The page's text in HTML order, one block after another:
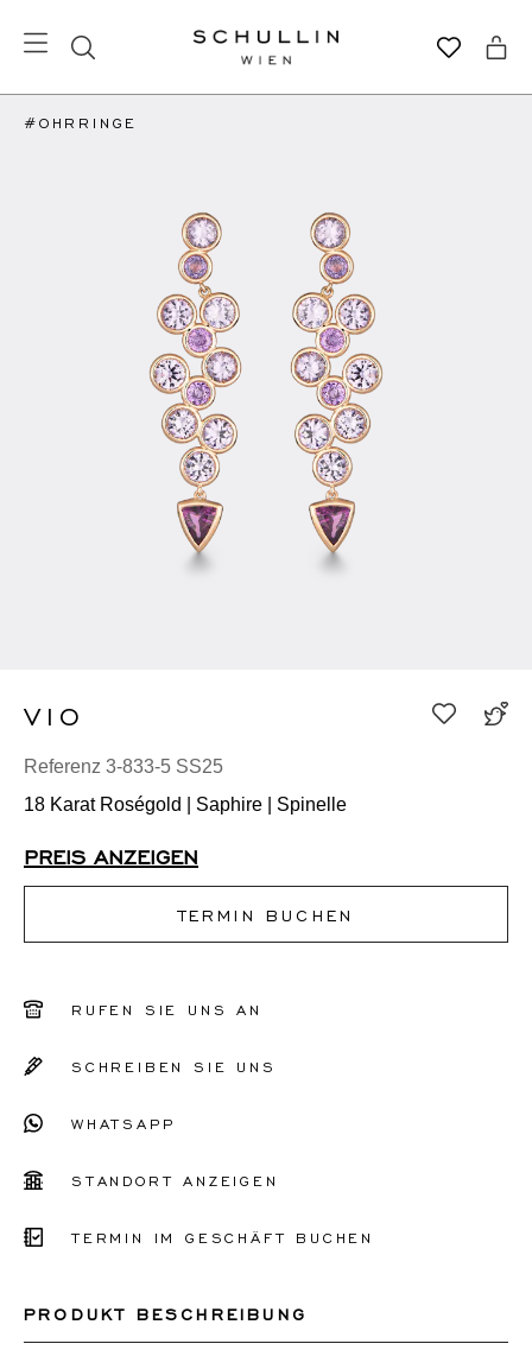
#OHRRINGE
VIO
Referenz 3-833-5 SS25
18 Karat Roségold | Saphire | Spinelle
PREIS ANZEIGEN
TERMIN BUCHEN
RUFEN SIE UNS AN
SCHREIBEN SIE UNS
WHATSAPP
STANDORT ANZEIGEN
TERMIN IM GESCHÄFT BUCHEN
PRODUKT BESCHREIBUNG